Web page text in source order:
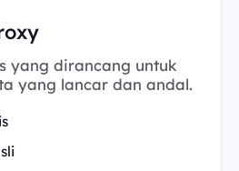
yang dirancang untuk
yang lancar dan andal.